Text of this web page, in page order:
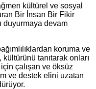
kültürel ve sosyal
Bir İnsan Bir Fikir
duyurmaya devam
koruma ve
tanıtarak onları
çalışan ve öksüz
ve destek elini uzatan